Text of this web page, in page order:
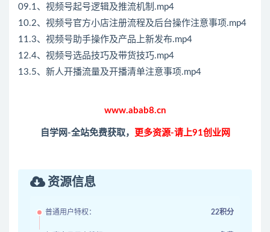
09.1、视频号起号逻辑及推流机制.mp4
10.2、视频号官方小店注册流程及后台操作注意事项.mp4
11.3、视频号助手操作及产品上新发布.mp4
12.4、视频号选品技巧及带货技巧.mp4
13.5、新人开播流量及开播清单注意事项.mp4
www.abab8.cn
自学网-全站免费获取， 更多资源-请上91创业网
资源信息
普通用户特权： 22积分